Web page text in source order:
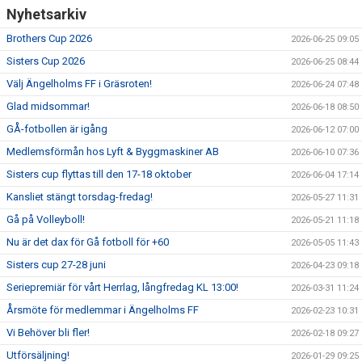
Nyhetsarkiv
Brothers Cup 2026 2026-06-25 09:05
Sisters Cup 2026 2026-06-25 08:44
Välj Ängelholms FF i Gräsroten! 2026-06-24 07:48
Glad midsommar! 2026-06-18 08:50
GÅ-fotbollen är igång 2026-06-12 07:00
Medlemsförmån hos Lyft & Byggmaskiner AB 2026-06-10 07:36
Sisters cup flyttas till den 17-18 oktober 2026-06-04 17:14
Kansliet stängt torsdag-fredag! 2026-05-27 11:31
Gå på Volleyboll! 2026-05-21 11:18
Nu är det dax för Gå fotboll för +60 2026-05-05 11:43
Sisters cup 27-28 juni 2026-04-23 09:18
Seriepremiär för vårt Herrlag, långfredag KL 13:00! 2026-03-31 11:24
Årsmöte för medlemmar i Ängelholms FF 2026-02-23 10:31
Vi Behöver bli fler! 2026-02-18 09:27
Utförsäljning! 2026-01-29 09:25